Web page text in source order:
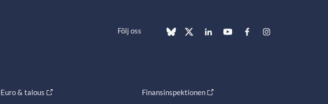
Följ oss
Euro & talous
Finansinspektionen